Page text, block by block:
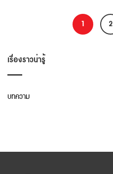
1 2
เรื่องราวน่ารู้
บทความ